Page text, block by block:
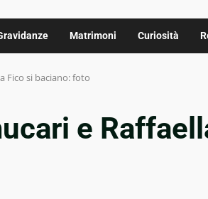
Matrimoni Curiosità
Fico si baciano: foto
e